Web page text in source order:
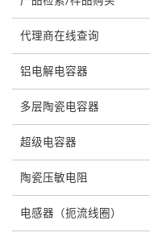
代理商在线查询
铝电解电容器
多层陶瓷电容器
超级电容器
陶瓷压敏电阻
电感器（扼流线圈）